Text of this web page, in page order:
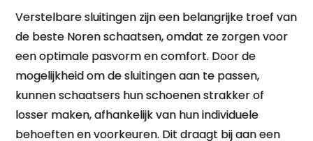
Verstelbare sluitingen zijn een belangrijke troef van
de beste Noren schaatsen, omdat ze zorgen voor
een optimale pasvorm en comfort. Door de
mogelijkheid om de sluitingen aan te passen,
kunnen schaatsers hun schoenen strakker of
losser maken, afhankelijk van hun individuele
behoeften en voorkeuren. Dit draagt bij aan een